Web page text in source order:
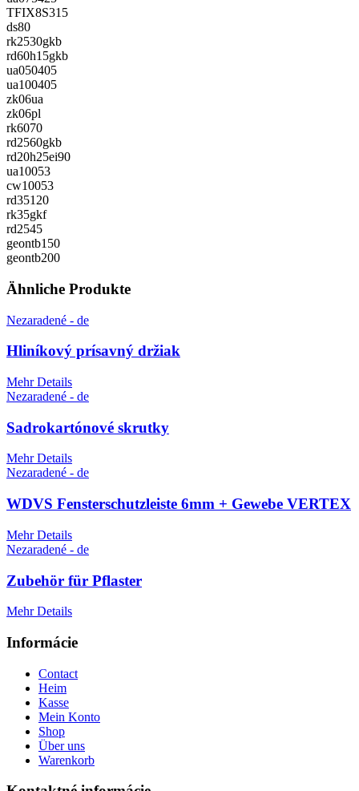
TFIX8S315
ds80
rk2530gkb
rd60h15gkb
ua050405
ua100405
zk06ua
zk06pl
rk6070
rd2560gkb
rd20h25ei90
ua10053
cw10053
rd35120
rk35gkf
rd2545
geontb150
geontb200
Ähnliche Produkte
Nezaradené - de
Hliníkový prísavný držiak
Mehr Details
Nezaradené - de
Sadrokartónové skrutky
Mehr Details
Nezaradené - de
WDVS Fensterschutzleiste 6mm + Gewebe VERTEX
Mehr Details
Nezaradené - de
Zubehör für Pflaster
Mehr Details
Informácie
Contact
Heim
Kasse
Mein Konto
Shop
Über uns
Warenkorb